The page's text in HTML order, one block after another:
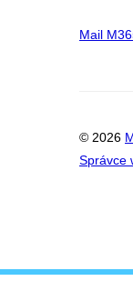
Mail
© 2026
Správce